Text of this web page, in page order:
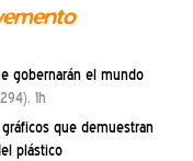
gobernarán el mundo
1h
que demuestran
plástico